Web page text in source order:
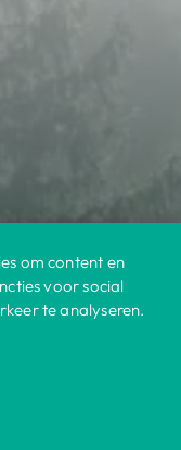
om content en
voor social
te analyseren.